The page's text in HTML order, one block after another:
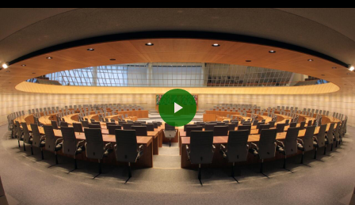
Play
Video